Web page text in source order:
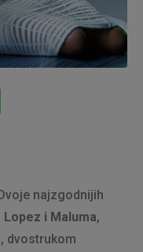
najzgodnijih
i Maluma,
dvostrukom